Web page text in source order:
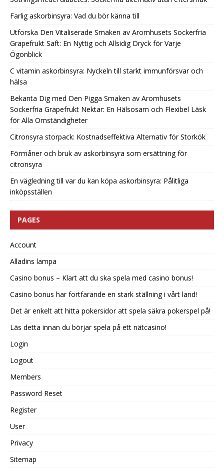
Farlig askorbinsyra: Vad du bör känna till
Utforska Den Vitaliserade Smaken av Aromhusets Sockerfria
Grapefrukt Saft: En Nyttig och Allsidig Dryck för Varje
Ögonblick
C vitamin askorbinsyra: Nyckeln till starkt immunförsvar och
hälsa
Bekanta Dig med Den Pigga Smaken av Aromhusets
Sockerfria Grapefrukt Nektar: En Hälsosam och Flexibel Läsk
för Alla Omständigheter
Citronsyra storpack: Kostnadseffektiva Alternativ för Storkök
Förmåner och bruk av askorbinsyra som ersättning för
citronsyra
En vägledning till var du kan köpa askorbinsyra: Pålitliga
inköpsställen
PAGES
Account
Alladins lampa
Casino bonus – Klart att du ska spela med casino bonus!
Casino bonus har fortfarande en stark ställning i vårt land!
Det är enkelt att hitta pokersidor att spela säkra pokerspel på!
Läs detta innan du börjar spela på ett nätcasino!
Login
Logout
Members
Password Reset
Register
User
Privacy
Sitemap